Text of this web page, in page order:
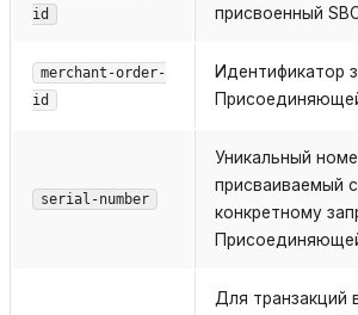
id
присвоенный
merchant-order-
id
Идентификатор
serial-number
Уникальный
присваиваемый
конкретному
Для транзакций